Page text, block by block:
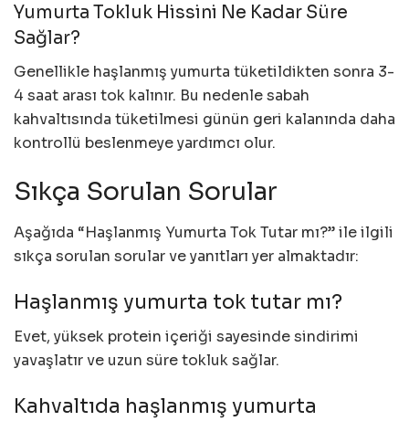
Yumurta Tokluk Hissini Ne Kadar Süre
Sağlar?
Genellikle haşlanmış yumurta tüketildikten sonra 3-
4 saat arası tok kalınır. Bu nedenle sabah
kahvaltısında tüketilmesi günün geri kalanında daha
kontrollü beslenmeye yardımcı olur.
Sıkça Sorulan Sorular
Aşağıda “Haşlanmış Yumurta Tok Tutar mı?” ile ilgili
sıkça sorulan sorular ve yanıtları yer almaktadır:
Haşlanmış yumurta tok tutar mı?
Evet, yüksek protein içeriği sayesinde sindirimi
yavaşlatır ve uzun süre tokluk sağlar.
Kahvaltıda haşlanmış yumurta